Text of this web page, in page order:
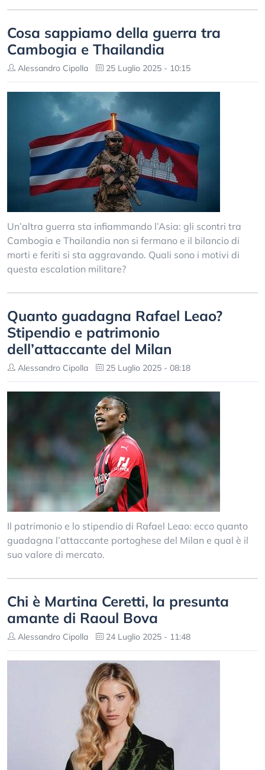
Cosa sappiamo della guerra tra
Cambogia e Thailandia
Alessandro Cipolla 25 Luglio 2025 - 10:15
Un’altra guerra sta infiammando l’Asia: gli scontri tra
Cambogia e Thailandia non si fermano e il bilancio di
morti e feriti si sta aggravando. Quali sono i motivi di
questa escalation militare?
Quanto guadagna Rafael Leao?
Stipendio e patrimonio
dell’attaccante del Milan
Alessandro Cipolla 25 Luglio 2025 - 08:18
Il patrimonio e lo stipendio di Rafael Leao: ecco quanto
guadagna l’attaccante portoghese del Milan e qual è il
suo valore di mercato.
Chi è Martina Ceretti, la presunta
amante di Raoul Bova
Alessandro Cipolla 24 Luglio 2025 - 11:48